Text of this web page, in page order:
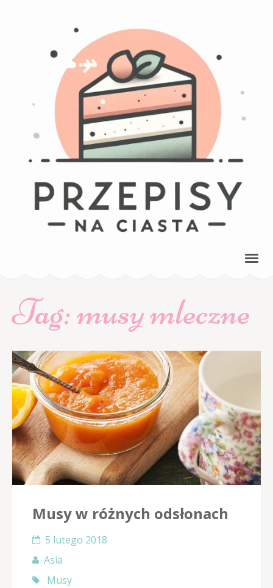
Tag:musy mleczne
Musy w różnych odsłonach
5 lutego 2018
Asia
Musy